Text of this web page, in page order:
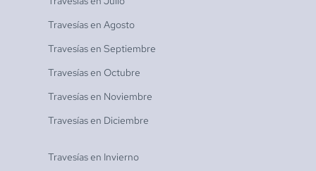
Travesías en Agosto
Travesías en Septiembre
Travesías en Octubre
Travesías en Noviembre
Travesías en Diciembre
Travesías en Invierno